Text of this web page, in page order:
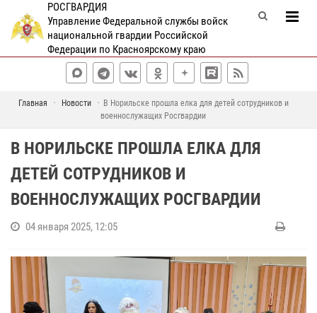
РОСГВАРДИЯ
Управление Федеральной службы войск
национальной гвардии Российской
Федерации по Красноярскому краю
Главная Новости
В Норильске прошла елка для детей сотрудников и
военнослужащих Росгвардии
В НОРИЛЬСКЕ ПРОШЛА ЕЛКА ДЛЯ
ДЕТЕЙ СОТРУДНИКОВ И
ВОЕННОСЛУЖАЩИХ РОСГВАРДИИ
04 января 2025, 12:05